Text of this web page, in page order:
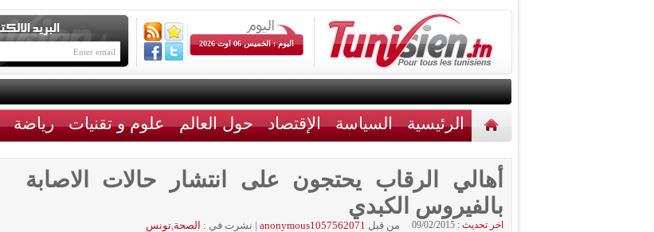
اليوم : الخميس 06 اوت 2026
الرئيسية السياسة الإقتصاد حول العالم علوم و تقنيات رياضة
أخبار مختلفة
أهالي الرقاب يحتجون على انتشار حالات الاصابة
بالفيروس الكبدي
اخر تحديث : 09/02/2015 من قبل anonymous1057562071
| نشرت في : الصحة,تونس